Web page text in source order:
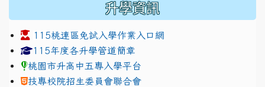
升學資訊
115桃連區免試入學作業入口網
link to https://www.jhjhs.tyc.edu.tw/modules/
115年度各升學管道簡章
桃園市升高中五專入學平台
技專校院招生委員會聯合會